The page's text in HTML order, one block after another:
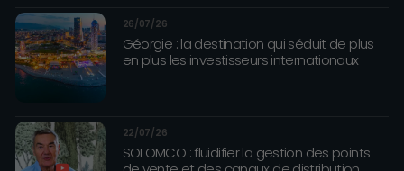
26/07/26
Géorgie : la destination qui séduit de plus
en plus les investisseurs internationaux
22/07/26
SOLOMCO : fluidifier la gestion des points